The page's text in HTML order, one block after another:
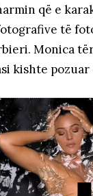
që e
të
Monica
kishte pozuar